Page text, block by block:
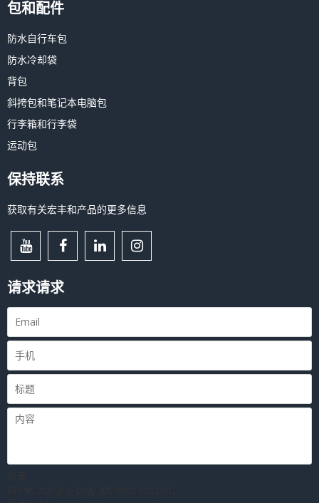
包和配件
防水自行车包
防水冷却袋
背包
斜挎包和笔记本电脑包
行李箱和行李袋
运动包
保持联系
获取有关宏丰和产品的更多信息
请求请求